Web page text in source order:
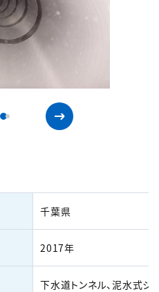
千葉県
2017年
下水道トンネル、泥水式シ